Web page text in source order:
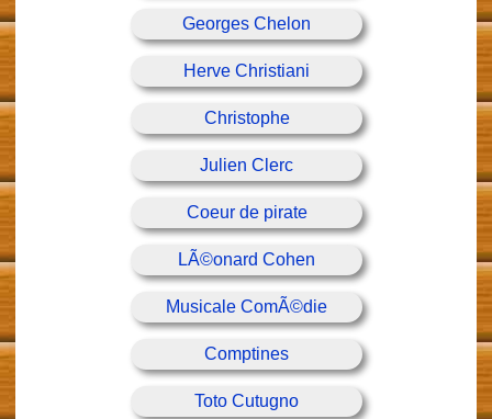
Georges Chelon
Herve Christiani
Christophe
Julien Clerc
Coeur de pirate
LÃ©onard Cohen
Musicale ComÃ©die
Comptines
Toto Cutugno